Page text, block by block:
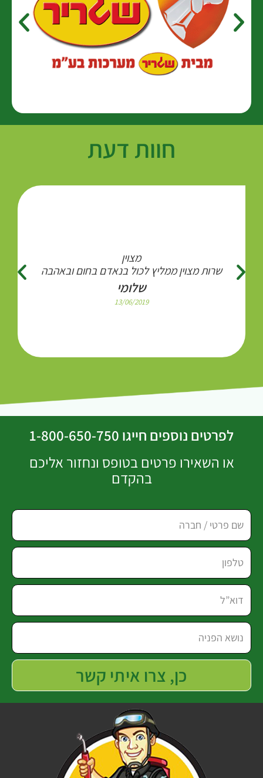
חוות דעת
מצוין
שרות מצוין ממליץ לכול בנאדם בחום ובאהבה
שלומי
13/06/2019
לפרטים נוספים חייגו 1-800-650-750
או השאירו פרטים בטופס ונחזור אליכם
בהקדם
כן, צרו איתי קשר